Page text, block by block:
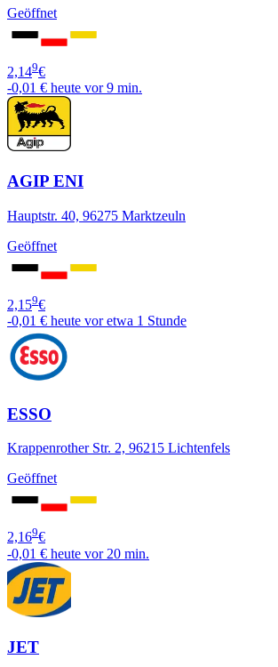
Geöffnet
2,149€
-0,01 € heute vor 9 min.
AGIP ENI
Hauptstr. 40, 96275 Marktzeuln
Geöffnet
2,159€
-0,01 € heute vor etwa 1 Stunde
ESSO
Krappenrother Str. 2, 96215 Lichtenfels
Geöffnet
2,169€
-0,01 € heute vor 20 min.
JET